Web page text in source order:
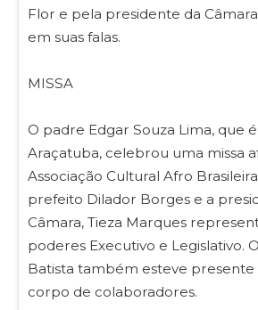
Flor e pela presidente da
em suas falas.
MISSA
O padre Edgar Souza Lima, que
Araçatuba, celebrou uma missa
Associação Cultural Afro
prefeito Dilador Borges e a
Câmara, Tieza Marques
poderes Executivo e Legislativo.
Batista também esteve
corpo de colaboradores.